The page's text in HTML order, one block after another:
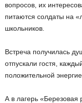
вопросов, их
питаются солдаты на
школьников.
Встреча получилась
отпускали гостя,
положительной
А в лагерь